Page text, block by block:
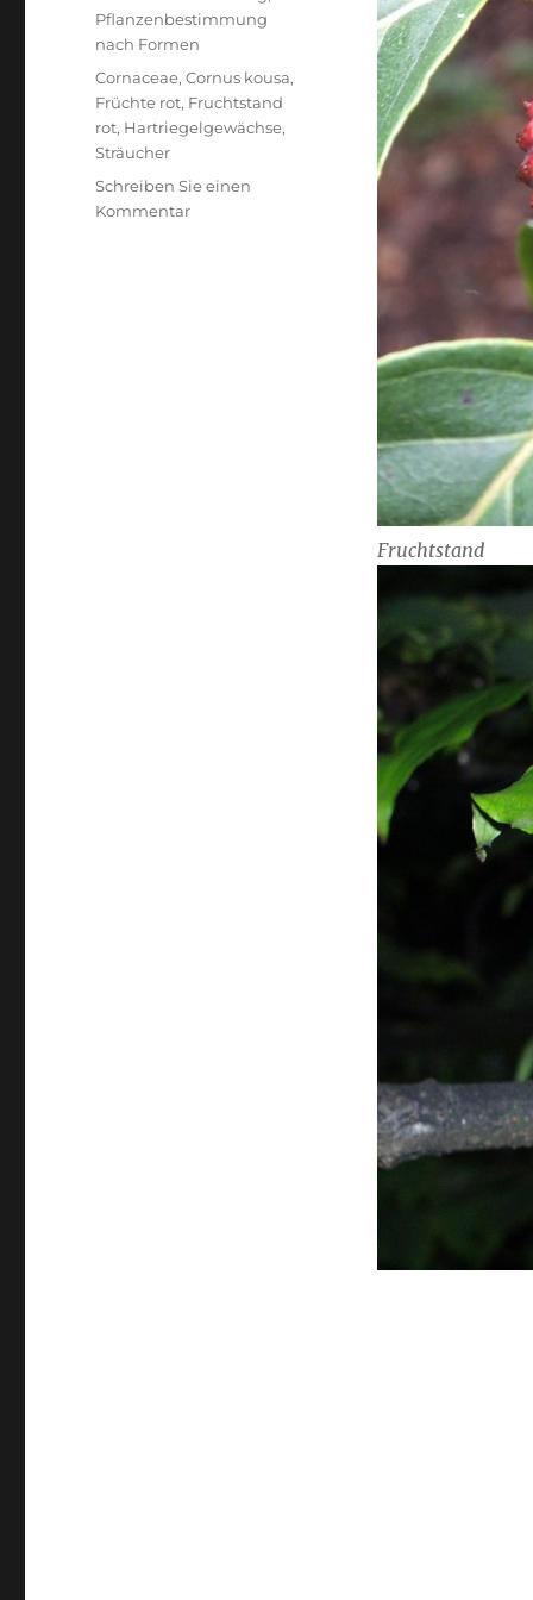
Fruchtstand
Pflanzenbestimmung
nach Formen
Schlagwörter
Cornaceae,Cornus kousa,
Früchte rot, Fruchtstand
rot, Hartriegelgewächse,
Sträucher
Schreiben Sie einen
Kommentarzu